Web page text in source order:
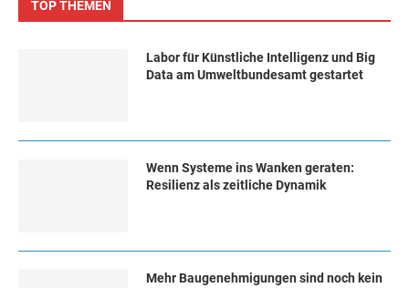
TOP THEMEN
Labor für Künstliche Intelligenz und Big
Data am Umweltbundesamt gestartet
Wenn Systeme ins Wanken geraten:
Resilienz als zeitliche Dynamik
Mehr Baugenehmigungen sind noch kein